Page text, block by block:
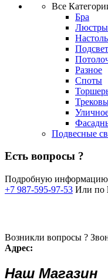
Все
Бра
Люстры
Разное
Споты
Подвесные
Есть вопросы ?
Подробную информацию
+7 987-595-97-53 Или по
Возникли вопросы ?
Адрес:
Наш Магазин